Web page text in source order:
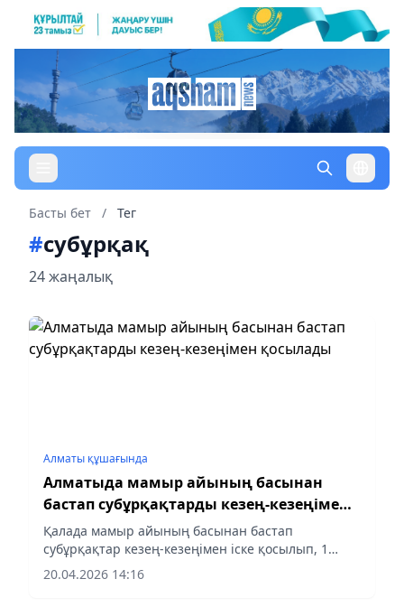
Басты бет / Тег
#субұрқақ
24 жаңалық
Алматы құшағында
Алматыда мамыр айының басынан
бастап субұрқақтарды кезең-кезеңімен
қосылады
Қалада мамыр айының басынан бастап
субұрқақтар кезең-кезеңімен іске қосылып, 1
қазанға дейін күн сайын сағат 08:00-ден 23:00-ге
дейін жұмыс істейді.
20.04.2026 14:16